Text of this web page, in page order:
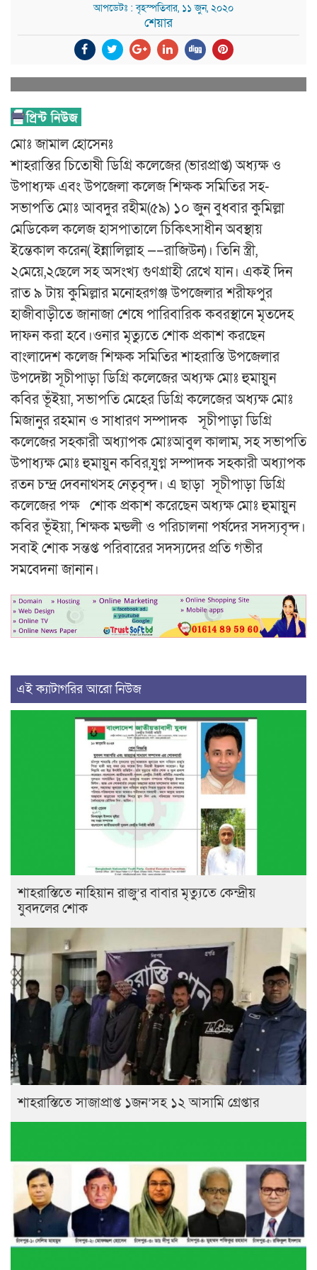
আপডেটঃ : বৃহস্পতিবার, ১১ জুন, ২০২০
শেয়ার
মোঃ জামাল হোসেনঃ
শাহরাস্তির চিতোষী ডিগ্রি কলেজের (ভারপ্রাপ্ত) অধ্যক্ষ ও
উপাধ্যক্ষ এবং উপজেলা কলেজ শিক্ষক সমিতির সহ-
সভাপতি মোঃ আবদুর রহীম(৫৯) ১০ জুন বুধবার কুমিল্লা
মেডিকেল কলেজ হাসপাতালে চিকিৎসাধীন অবস্থায়
ইন্তেকাল করেন( ইন্নালিল্লাহ —–রাজিউন)। তিনি স্ত্রী,
২মেয়ে,২ছেলে সহ অসংখ্য গুণগ্রাহী রেখে যান। একই দিন
রাত ৯ টায় কুমিল্লার মনোহরগঞ্জ উপজেলার শরীফপুর
হাজীবাড়ীতে জানাজা শেষে পারিবারিক কবরস্থানে মৃতদেহ
দাফন করা হবে।ওনার মৃত্যুতে শোক প্রকাশ করছেন
বাংলাদেশ কলেজ শিক্ষক সমিতির শাহরাস্তি উপজেলার
উপদেষ্টা সূচীপাড়া ডিগ্রি কলেজের অধ্যক্ষ মোঃ হুমায়ুন
কবির ভূঁইয়া, সভাপতি মেহের ডিগ্রি কলেজের অধ্যক্ষ মোঃ
মিজানুর রহমান ও সাধারণ সম্পাদক সূচীপাড়া ডিগ্রি
কলেজের সহকারী অধ্যাপক মোঃআবুল কালাম, সহ সভাপতি
উপাধ্যক্ষ মোঃ হুমায়ুন কবির,যুগ্ন সম্পাদক সহকারী অধ্যাপক
রতন চন্দ্র দেবনাথসহ নেতৃবৃন্দ। এ ছাড়া সূচীপাড়া ডিগ্রি
কলেজের পক্ষ শোক প্রকাশ করেছেন অধ্যক্ষ মোঃ হুমায়ুন
কবির ভূঁইয়া, শিক্ষক মন্ডলী ও পরিচালনা পর্ষদের সদস্যবৃন্দ।
সবাই শোক সন্তপ্ত পরিবারের সদস্যদের প্রতি গভীর
সমবেদনা জানান।
এই ক্যাটাগরির আরো নিউজ
শাহরাস্তিতে নাহিয়ান রাজু’র বাবার মৃত্যুতে কেন্দ্রীয়
যুবদলের শোক
শাহরাস্তিতে সাজাপ্রাপ্ত ১জন’সহ ১২ আসামি গ্রেপ্তার